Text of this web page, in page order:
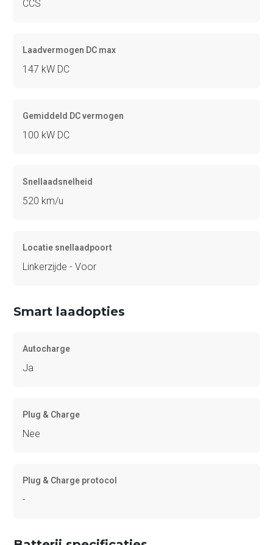
CCS
Laadvermogen DC max
147 kW DC
Gemiddeld DC vermogen
100 kW DC
Snellaadsnelheid
520 km/u
Locatie snellaadpoort
Linkerzijde - Voor
Smart laadopties
Autocharge
Ja
Plug & Charge
Nee
Plug & Charge protocol
-